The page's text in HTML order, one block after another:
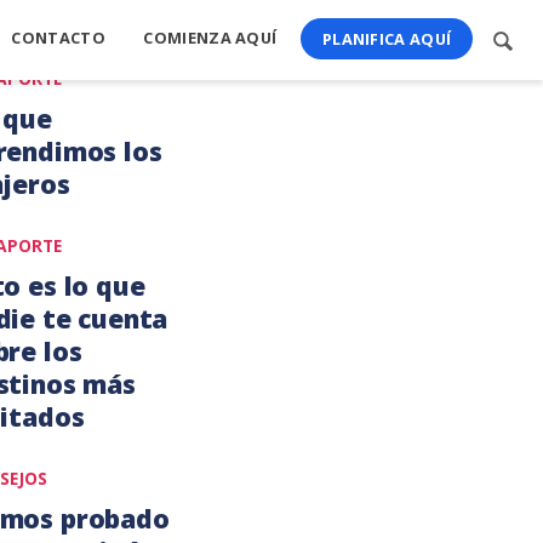
CONTACTO COMIENZA AQUÍ PLANIFICA AQUÍ
los
es lo que
te cuenta
los
más
probado